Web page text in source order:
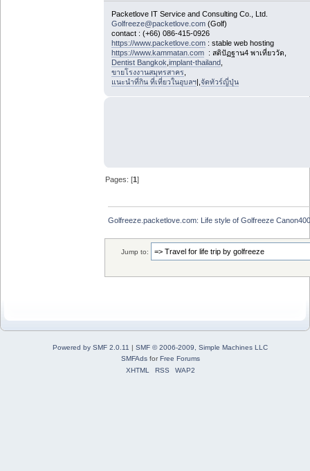
Packetlove IT Service and Consulting Co., Ltd.
Golfreeze@packetlove.com(Golf)
contact : (+66) 086-415-0926
https://www.packetlove.com: stable web hosting
https://www.kammatan.com: สติปัฏฐาน4 พาเที่ยววัด,
Dentist Bangkok implant-thailand,
ขายโรงงานสมุทรสาคร,
แนะนำที่กิน ที่เที่ยวในอุบลฯ|, จัดทัวร์ญี่ปุ่น
Pages: [1]
Golfreeze.packetlove.com: Life style of Golfreeze
Jump to:
Powered by SMF 2.0.11 | SMF © 2006-2009, Simple Machines LLC
SMFAdsforFree Forums
XHTML
RSS WAP2